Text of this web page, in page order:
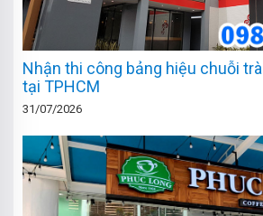
Nhận thi công bảng hiệu chuỗi
tại TPHCM
31/07/2026